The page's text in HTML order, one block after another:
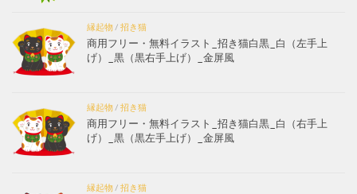
縁起物 / 招き猫
商用フリー・無料イラスト_招き猫白黒_白（左手上
げ）_黒（黒右手上げ）_金屏風
縁起物 / 招き猫
商用フリー・無料イラスト_招き猫白黒_白（右手上
げ）_黒（黒左手上げ）_金屏風
縁起物 / 招き猫